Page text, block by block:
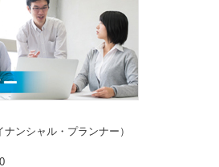
シャル・プランナー）